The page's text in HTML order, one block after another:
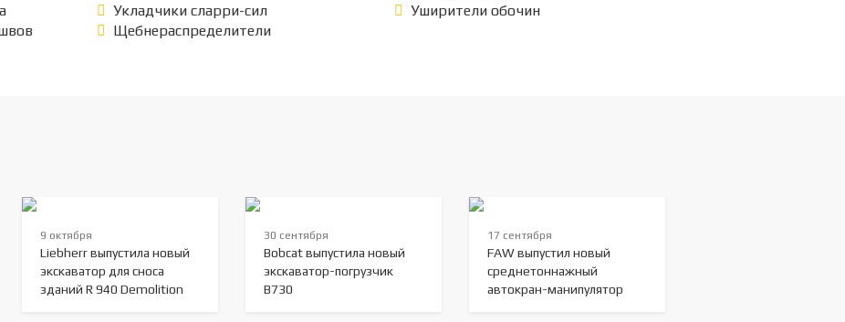
Укладчики сларри-сил
Уширители обочин
Щебнераспределители
9 октября
Liebherr выпустила новый
экскаватор для сноса
зданий R 940 Demolition
30 сентября
Bobcat выпустила новый
экскаватор-погрузчик
B730
17 сентября
FAW выпустил новый
среднетоннажный
автокран-манипулятор